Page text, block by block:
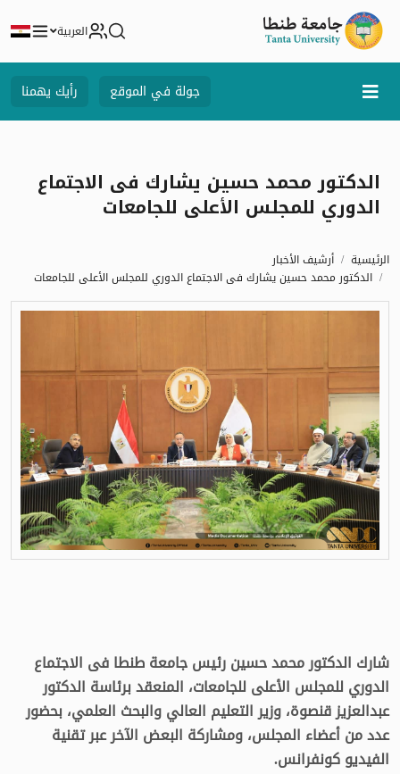
العربية
جولة في الموقع رأيك يهمنا
الدكتور محمد حسين يشارك فى الاجتماع
الدوري للمجلس الأعلى للجامعات
الرئيسية
أرشيف الأخبار
الدكتور محمد حسين يشارك فى الاجتماع الدوري للمجلس الأعلى للجامعات
شارك الدكتور محمد حسين رئيس جامعة طنطا فى الاجتماع
الدوري للمجلس الأعلى للجامعات، المنعقد برئاسة الدكتور
عبدالعزيز قنصوة، وزير التعليم العالي والبحث العلمي، بحضور
عدد من أعضاء المجلس، ومشاركة البعض الآخر عبر تقنية
الفيديو كونفرانس.